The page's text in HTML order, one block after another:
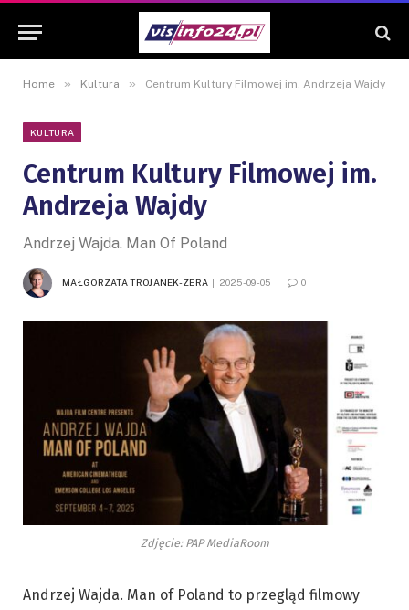
Home » Kultura » Centrum Kultury Filmowej im. Andrzeja Wajdy
KULTURA
Centrum Kultury Filmowej im.
Andrzeja Wajdy
Andrzej Wajda. Man Of Poland
MAŁGORZATA TROJANEK-ZERA 2025-09-05 0
Zdjęcie: PAP MediaRoom
Andrzej Wajda. Man of Poland to przegląd filmowy